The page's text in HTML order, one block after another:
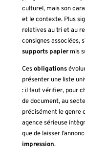
culturel, mais son
et le contexte. Plus
relatives au tri et au
consignes associées,
supports papiermis
Cesobligations
présenter une liste
: il faut vérifier, pour
de document, au
précisément le genre
agence sérieuse
que de laisser
impression.